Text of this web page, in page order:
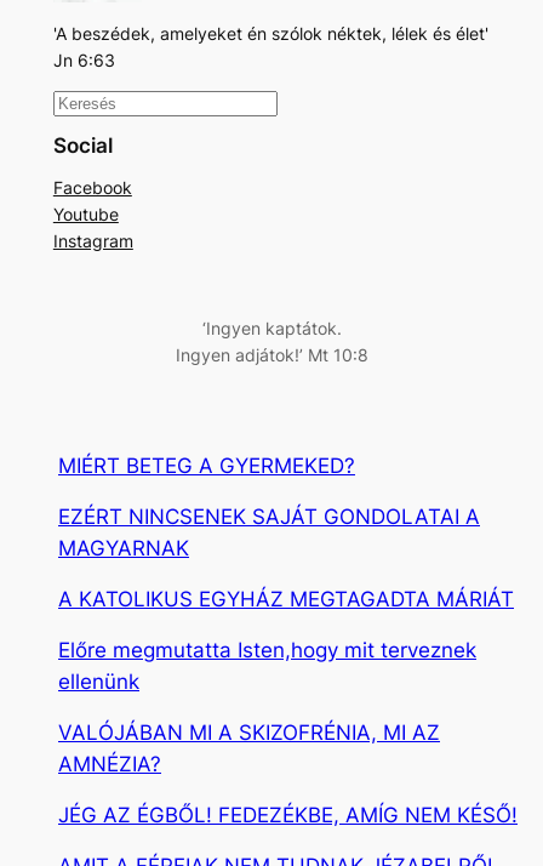
'A beszédek, amelyeket én szólok néktek, lélek és élet'
Jn 6:63
K
e
e
s
Social
Facebook
Youtube
Instagram
‘Ingyen kaptátok.
Ingyen adjátok!’ Mt 10:8
MIÉRT BETEG A GYERMEKED?
EZÉRT NINCSENEK SAJÁT GONDOLATAI A
MAGYARNAK
A KATOLIKUS EGYHÁZ MEGTAGADTA MÁRIÁT
Előre megmutatta Isten,hogy mit terveznek
ellenünk
VALÓJÁBAN MI A SKIZOFRÉNIA, MI AZ
AMNÉZIA?
JÉG AZ ÉGBŐL! FEDEZÉKBE, AMÍG NEM KÉSŐ!